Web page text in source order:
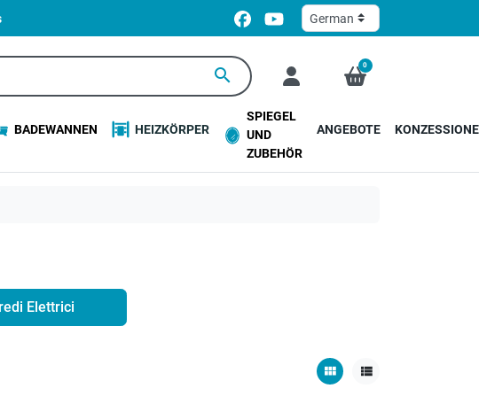
search 0
BADEWANNEN HEIZKÖRPER
SPIEGEL
UND
ZUBEHÖR
ANGEBOTE
Elettrici
view_module view_list